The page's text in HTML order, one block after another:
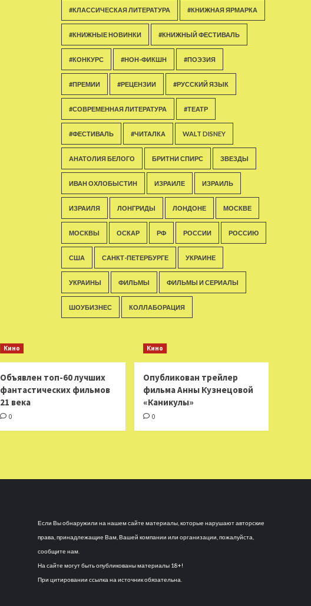
#КЛАССИЧЕСКАЯ ЛИТЕРАТУРА #КНИЖНАЯ ЯРМАРКА
#КНИЖНЫЕ НОВИНКИ #КНИЖНЫЙ ФЕСТИВАЛЬ
#КОНКУРС #НОН-ФИКШН #ПОЭЗИЯ
#ПРЕМИИ #РЕЦЕНЗИИ #РУССКИЙ ЯЗЫК
#СОВРЕМЕННАЯ ЛИТЕРАТУРА #ТЕАТР
#ФЕСТИВАЛЬ #ЧИТАЛКА WALT DISNEY
АНАТОЛИЯ БЕЛОГО БРИТНИ СПИРС ЗВЕЗДЫ
ИВАН ОХЛОБЫСТИН ИЗРАИЛЕ ИЗРАИЛЬ
ИЗРАИЛЯ ЛОНГРИДЫ ЛОНДОНЕ МОСКВЕ
МОСКВЫ ОСКАР РФ РОССИИ РОССИЮ
США САНКТ-ПЕТЕРБУРГЕ УКРАИНЕ
УКРАИНЫ ФИЛЬМЫ ФИЛЬМЫ И СЕРИАЛЫ
ШОУБИЗНЕС КОЛЛАБОРАЦИЯ
Кино
Объявлен топ-60 лучших
фантастических фильмов
21 века
0
Кино
Опубликован трейлер
фильма Анны Кузнецовой
«Каникулы»
0
Если Вы обнаружили на нашем сайте материалы, которые нарушают авторские
права, принадлежащие Вам, Вашей компании или организации, пожалуйста,
сообщите нам.
На сайте могут быть опубликованы материалы 18+!
При цитировании ссылка на источник обязательна.